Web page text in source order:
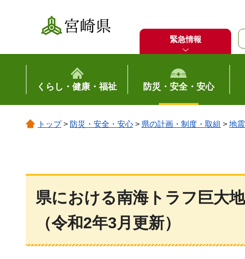
宮崎県
緊急情報
くらし・健康・福祉 防災・安全・安心
トップ> 防災・安全・安心 > 県の計画・制度・取組 > 地
県における南海トラフ巨大
（令和2年3月更新）